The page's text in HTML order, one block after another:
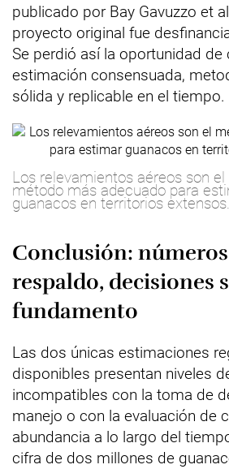
publicado por Bay Gavuzzo et
proyecto original fue
Se perdió así la oportunidad de
estimación consensuada,
sólida y replicable en el tiempo.
Los relevamientos aéreos son el
método más adecuado para
guanacos en territorios extensos.
Conclusión:
respaldo, decisiones
fundamento
Las dos únicas estimaciones
disponibles presentan niveles
incompatibles con la toma de
manejo o con la evaluación de
abundancia a lo largo del
cifra de dos millones de